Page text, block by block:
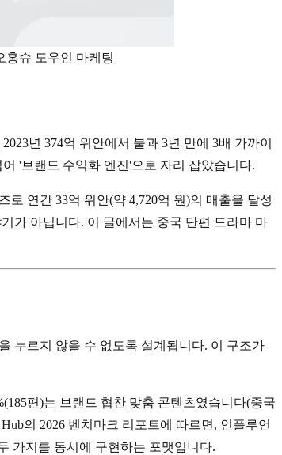
홍슈 도우인 마케팅
년 374억 위안에서 불과 3년 만에 3배 가까이
'브랜드 수익화 엔진'으로 자리 잡았습니다.
연간 33억 위안(약 4,720억 원)의 매출을 달성
가 아닙니다. 이 글에서는 중국 단편 드라마 마
누르지 않을 수 없도록 설계됩니다. 이 구조가
편)는 브랜드 협찬 맞춤 콘텐츠였습니다(중국
의 2026 벤치마크 리포트에 따르면, 인플루언
가지를 동시에 구현하는 포맷입니다.